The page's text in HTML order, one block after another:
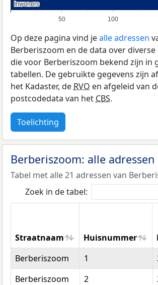
50 100
Inwoners
Inwoners
Op deze pagina vind jealle adressen
Berberiszoom en de data over
die voor Berberiszoom bekend zijn in
tabellen. De gebruikte gegevens zijn
het Kadaster, deRVO en afgeleid van
postcodedata van hetCBS.
Toelichting
Berberiszoom: alle adressen
Tabel met alle 21 adressen van
Zoek in de tabel:
Straatnaam Huisnummer
Straatnaam
Huisnummer
Berberiszoom 1
Berberiszoom
2